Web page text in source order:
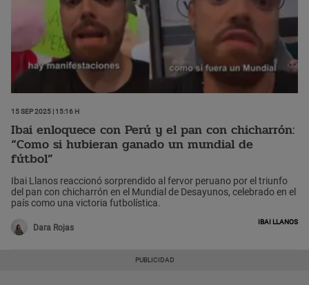
15 Sep 2025 | 15:16 h
Ibai enloquece con Perú y el pan con chicharrón:
“Como si hubieran ganado un mundial de
fútbol”
Ibai Llanos reaccionó sorprendido al fervor peruano por el triunfo
del pan con chicharrón en el Mundial de Desayunos, celebrado en el
país como una victoria futbolística.
Dara Rojas
Ibai Llanos